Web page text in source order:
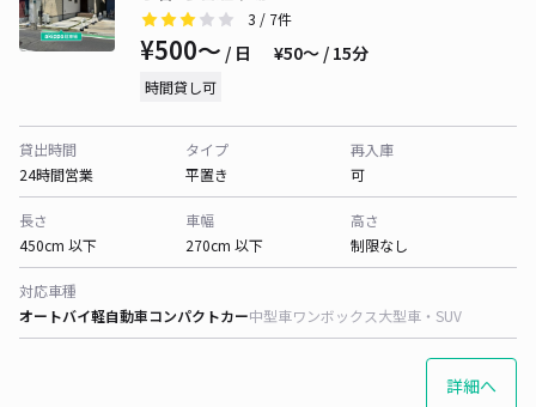
3 / 7件
¥500〜 / 日 ¥50〜 / 15分
時間貸し可
貸出時間
24時間営業
タイプ
平置き
再入庫
可
長さ
450cm 以下
車幅
270cm 以下
高さ
制限なし
対応車種
オートバイ軽自動車コンパクトカー中型車ワンボックス大型車・SUV
詳細へ